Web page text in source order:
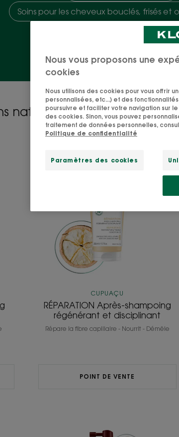
Soins pour les cheveux bouclés, frisés et
naturels pour les cheveux"
Après-
CUPUAÇU
RÉPARATION Après-shampoing
régénérant et disciplinant
Répare la fibre capillaire - Nourrit - Démêle
POINT DE VENTE
Traitement
Nous vous proposons une
cookies
Nous utilisons des cookies pour vous offrir
personnalisées, etc...) et des
poursuivre et faciliter votre navigation sur
des cookies. Sinon, vous pouvez
traitement de données personnelles,
Politique de confidentialité
Paramètres des cookies